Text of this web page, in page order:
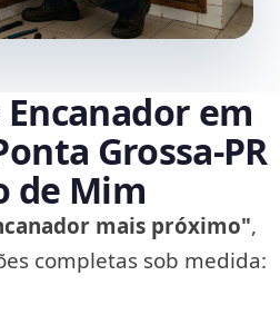
em
Grossa‑PR
de Mim
mais próximo",
completas sob medida: